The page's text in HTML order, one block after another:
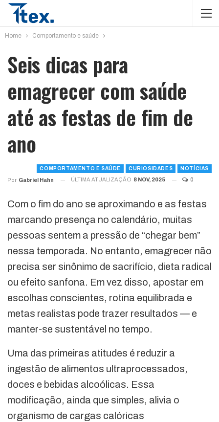
Home Comportamento e saúde
Seis dicas para
emagrecer com saúde
até as festas de fim de
ano
COMPORTAMENTO E SAÚDE CURIOSIDADES NOTÍCIAS
Por Gabriel Hahn ÚLTIMA ATUALIZAÇÃO 8 NOV, 2025 0
Com o fim do ano se aproximando e as festas
marcando presença no calendário, muitas
pessoas sentem a pressão de “chegar bem”
nessa temporada. No entanto, emagrecer não
precisa ser sinônimo de sacrifício, dieta radical
ou efeito sanfona. Em vez disso, apostar em
escolhas conscientes, rotina equilibrada e
metas realistas pode trazer resultados — e
manter-se sustentável no tempo.
Uma das primeiras atitudes é reduzir a
ingestão de alimentos ultraprocessados,
doces e bebidas alcoólicas. Essa
modificação, ainda que simples, alivia o
organismo de cargas calóricas